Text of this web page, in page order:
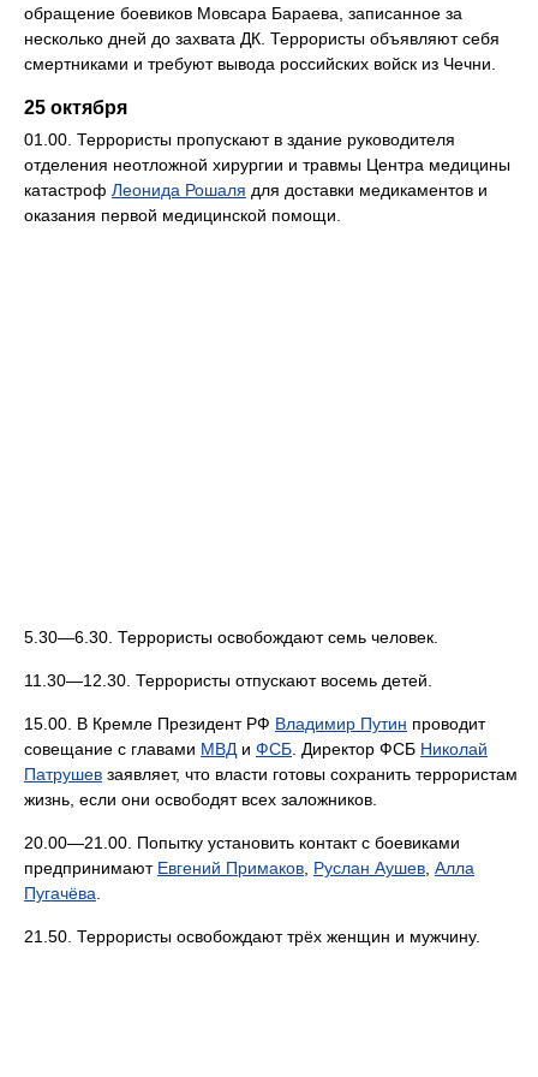
обращение боевиков Мовсара Бараева, записанное за
несколько дней до захвата ДК. Террористы объявляют себя
смертниками и требуют вывода российских войск из Чечни.
25 октября
01.00. Террористы пропускают в здание руководителя
отделения неотложной хирургии и травмы Центра медицины
катастроф Леонида Рошаля для доставки медикаментов и
оказания первой медицинской помощи.
5.30—6.30. Террористы освобождают семь человек.
11.30—12.30. Террористы отпускают восемь детей.
15.00. В Кремле Президент РФ Владимир Путин проводит
совещание с главами МВДи ФСБ. Директор ФСБ Николай
Патрушев заявляет, что власти готовы сохранить террористам
жизнь, если они освободят всех заложников.
20.00—21.00. Попытку установить контакт с боевиками
предпринимают Евгений Примаков, Руслан Аушев, Алла
Пугачёва.
21.50. Террористы освобождают трёх женщин и мужчину.